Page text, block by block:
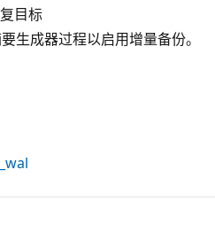
目标
生成器过程以启用增量备份。